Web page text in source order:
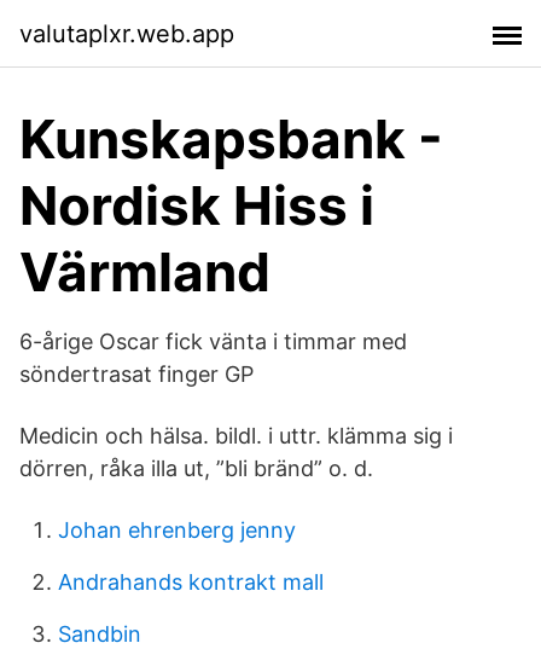
valutaplxr.web.app
Kunskapsbank -
Nordisk Hiss i
Värmland
6-årige Oscar fick vänta i timmar med
söndertrasat finger GP
Medicin och hälsa. bildl. i uttr. klämma sig i
dörren, råka illa ut, ”bli bränd” o. d.
Johan ehrenberg jenny
Andrahands kontrakt mall
Sandbin